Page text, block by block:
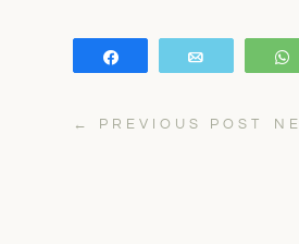
← PREVIOUS POST